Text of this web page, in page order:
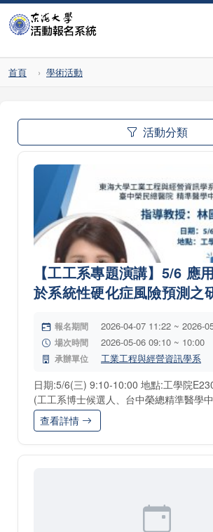
首頁 學術活動
活動分類
【工工系專題演講】5/6 應
於系統性硬化症風險預測之
報名期間 2026-04-07 11:22 ~ 2026-
場次時間 2026-05-06 09:10 ~ 10:00
承辦單位 工業工程與經營資訊學系
日期:5/6(三) 9:10-10:00 地點:工學院
(工工系博士候選人、台中榮總精準醫學
查看詳情